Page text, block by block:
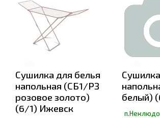
Сушилка для белья
напольная (СБ1/РЗ
розовое золото)
(6/1) Ижевск
белый)